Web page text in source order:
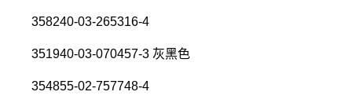
358240-03-265316-4
351940-03-070457-3 灰黑色
354855-02-757748-4